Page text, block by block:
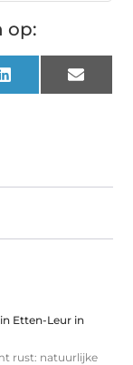
op:
LinkedIn Email
Etten-Leur in
rust: natuurlijke